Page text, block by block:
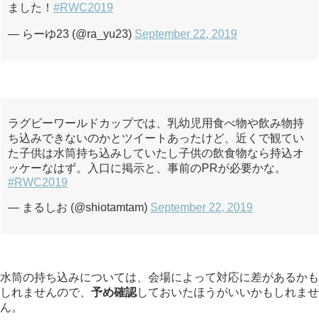
ました！ #RWC2019
— らーゆ23 (@ra_yu23) September 22, 2019
ラグビーワールドカップでは、乳幼児用食べ物や飲み物持
ち込みできないのかとツイートあったけど、近くで観てい
た子供は水筒持ち込みしていたし子供の飲食物なら持込オ
ッケーなはず。入口に掲示と、事前のPRが必要かな。
#RWC2019
— まるしお (@shiotamtam) September 22, 2019
水筒の持ち込みについては、会場によって対応に差があるかも
しれませんので、 予め確認しておいたほうがいいかもしれませ
ん。